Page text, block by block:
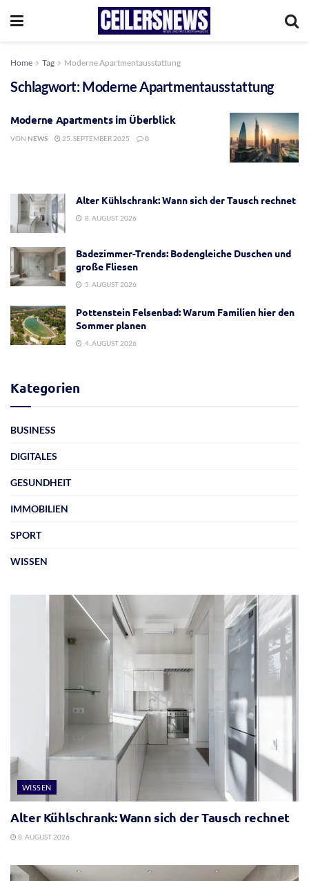
Home Tag Moderne Apartmentausstattung
Schlagwort:Moderne Apartmentausstattung
Moderne Apartments im Überblick
VON NEWS 25. SEPTEMBER 2025 0
Alter Kühlschrank: Wann sich der Tausch rechnet
8. AUGUST 2026
Badezimmer-Trends: Bodengleiche Duschen und
große Fliesen
5. AUGUST 2026
Pottenstein Felsenbad: Warum Familien hier den
Sommer planen
4. AUGUST 2026
Kategorien
BUSINESS
DIGITALES
GESUNDHEIT
IMMOBILIEN
SPORT
WISSEN
WISSEN
Alter Kühlschrank: Wann sich der Tausch rechnet
8. AUGUST 2026